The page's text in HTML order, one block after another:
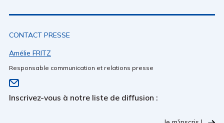
CONTACT PRESSE
Amélie FRITZ
Responsable communication et relations presse
Inscrivez-vous à notre liste de diffusion :